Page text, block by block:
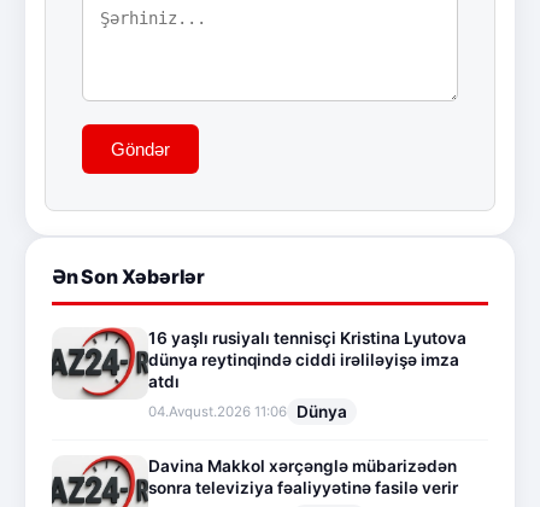
Göndər
Ən Son Xəbərlər
16 yaşlı rusiyalı tennisçi Kristina Lyutova
dünya reytinqində ciddi irəliləyişə imza
atdı
04.Avqust.2026 11:06 Dünya
Davina Makkol xərçənglə mübarizədən
sonra televiziya fəaliyyətinə fasilə verir